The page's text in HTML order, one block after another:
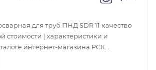
для труб ПНД SDR 11 качество
стоимости | характеристики и
интернет-магазина РСК
муфты со складов в с доставкой